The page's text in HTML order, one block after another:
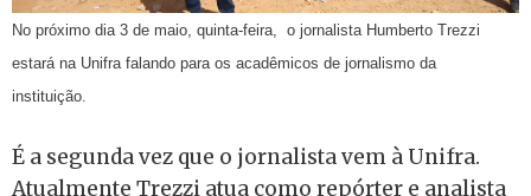
No próximo dia 3 de maio, quinta-feira, o jornalista Humberto Trezzi
estará na Unifra falando para os acadêmicos de jornalismo da
instituição.
É a segunda vez que o jornalista vem à Unifra.
Atualmente Trezzi atua como repórter e analista